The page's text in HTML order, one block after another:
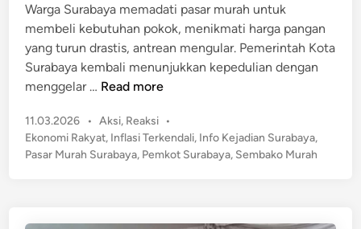
i
n
Warga Surabaya memadati pasar murah untuk
membeli kebutuhan pokok, menikmati harga pangan
yang turun drastis, antrean mengular. Pemerintah Kota
Surabaya kembali menunjukkan kepedulian dengan
menggelar … H
b
o
h
a
Read more
11.03.2026 • P
o
s
i
Aksi, Reaksi •
Ekonomi Rakyat, Inflasi Terkendali, Info Kejadian Surabaya,
Pasar Murah Surabaya, Pemkot Surabaya, Sembako Murah